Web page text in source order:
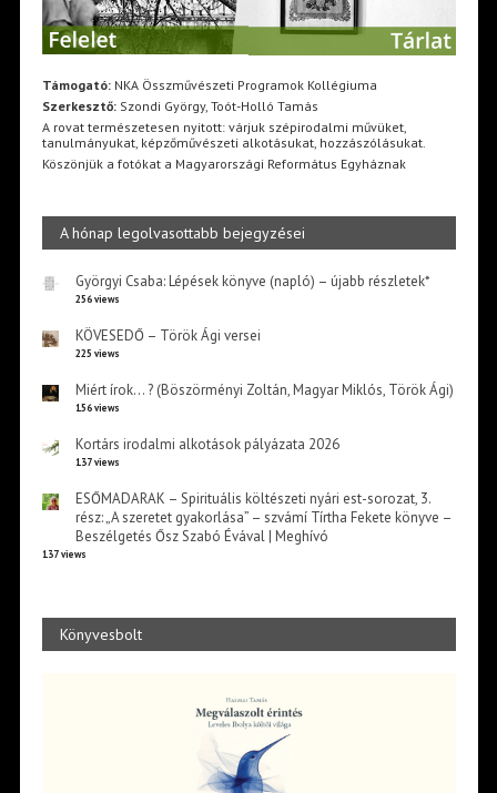
Támogató:NKA Összművészeti Programok Kollégiuma
Szerkesztő:Szondi György, Toót-Holló Tamás
A rovat természetesen nyitott: várjuk szépirodalmi művüket,
tanulmányukat, képzőművészeti alkotásukat, hozzászólásukat.
Köszönjük a fotókat a Magyarországi Református Egyháznak
A hónap legolvasottabb bejegyzései
Györgyi Csaba: Lépések könyve (napló) – újabb részletek*
256 views
KÖVESEDŐ – Török Ági versei
225 views
Miért írok… ? (Böszörményi Zoltán, Magyar Miklós, Török Ági)
156 views
Kortárs irodalmi alkotások pályázata 2026
137 views
ESŐMADARAK – Spirituális költészeti nyári est-sorozat, 3.
rész: „A szeretet gyakorlása” – szvámí Tírtha Fekete könyve –
Beszélgetés Ősz Szabó Évával | Meghívó
137 views
Könyvesbolt